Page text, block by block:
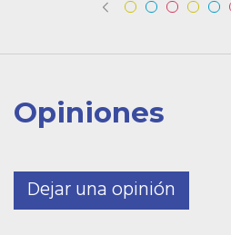
Opiniones
Dejar una opinión